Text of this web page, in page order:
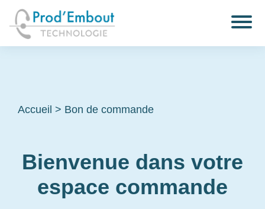
Accueil > Bon de commande
Bienvenue dans votre
espace commande